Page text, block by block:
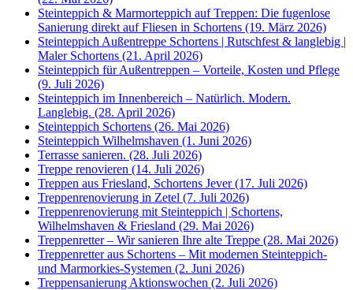
Steinteppich & Marmorteppich auf Treppen: Die fugenlose
Sanierung direkt auf Fliesen in Schortens (19. März 2026)
Steinteppich Außentreppe Schortens | Rutschfest & langlebig |
Maler Schortens (21. April 2026)
Steinteppich für Außentreppen – Vorteile, Kosten und Pflege
(9. Juli 2026)
Steinteppich im Innenbereich – Natürlich. Modern.
Langlebig. (28. April 2026)
Steinteppich Schortens (26. Mai 2026)
Steinteppich Wilhelmshaven (1. Juni 2026)
Terrasse sanieren. (28. Juli 2026)
Treppe renovieren (14. Juli 2026)
Treppen aus Friesland, Schortens Jever (17. Juli 2026)
Treppenrenovierung in Zetel (7. Juli 2026)
Treppenrenovierung mit Steinteppich | Schortens,
Wilhelmshaven & Friesland (29. Mai 2026)
Treppenretter – Wir sanieren Ihre alte Treppe (28. Mai 2026)
Treppenretter aus Schortens – Mit modernen Steinteppich-
und Marmorkies-Systemen (2. Juni 2026)
Treppensanierung Aktionswochen (2. Juli 2026)